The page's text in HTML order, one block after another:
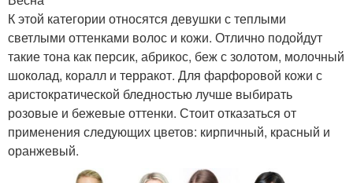
К этой категории относятся девушки с теплыми
светлыми оттенками волос и кожи. Отлично подойдут
такие тона как персик, абрикос, беж с золотом, молочный
шоколад, коралл и терракот. Для фарфоровой кожи с
аристократической бледностью лучше выбирать
розовые и бежевые оттенки. Стоит отказаться от
применения следующих цветов: кирпичный, красный и
оранжевый.